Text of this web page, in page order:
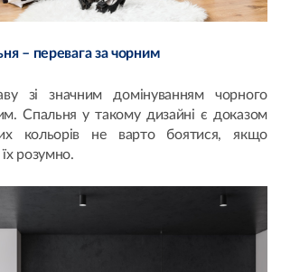
– перевага за чорним
зі значним домінуванням чорного
Спальня у такому дизайні є доказом
кольорів не варто боятися, якщо
розумно.